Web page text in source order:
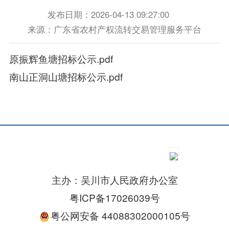
发布日期：2026-04-13 09:27:00
来源：广东省农村产权流转交易管理服务平台
原振辉鱼塘招标公示.pdf
南山正洞山塘招标公示.pdf
主办：吴川市人民政府办公室
粤ICP备17026039号
粤公网安备 44088302000105号